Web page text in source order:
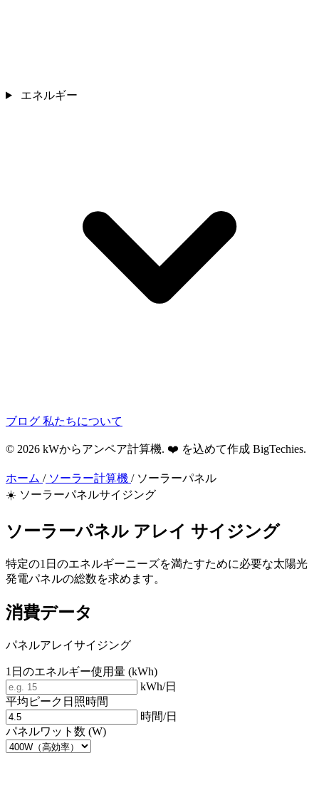
エネルギー
ブログ 私たちについて
© 2026 kWからアンペア計算機. ❤️ を込めて作成 BigTechies.
ホーム /ソーラー計算機 /ソーラーパネル
☀️ ソーラーパネルサイジング
ソーラーパネル アレイ サイジング
特定の1日のエネルギーニーズを満たすために必要な太陽光
発電パネルの総数を求めます。
消費データ
パネルアレイサイジング
1日のエネルギー使用量 (kWh)
kWh/日
平均ピーク日照時間
時間/日
パネルワット数 (W)